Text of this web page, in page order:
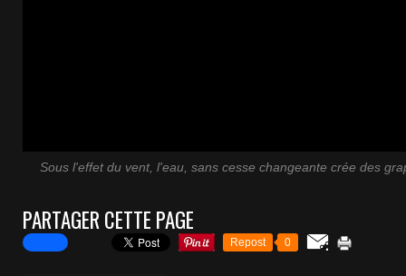
Sous l'effet du vent, l'eau, sans cesse changeante crée des
PARTAGER CETTE PAGE
Repost 0